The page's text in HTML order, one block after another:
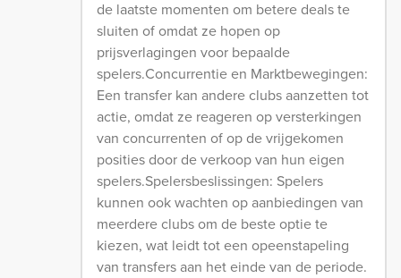
de laatste momenten om betere deals te
sluiten of omdat ze hopen op
prijsverlagingen voor bepaalde
spelers.Concurrentie en Marktbewegingen:
Een transfer kan andere clubs aanzetten tot
actie, omdat ze reageren op versterkingen
van concurrenten of op de vrijgekomen
posities door de verkoop van hun eigen
spelers.Spelersbeslissingen: Spelers
kunnen ook wachten op aanbiedingen van
meerdere clubs om de beste optie te
kiezen, wat leidt tot een opeenstapeling
van transfers aan het einde van de periode.